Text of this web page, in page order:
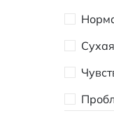
ЯКА
Сухая